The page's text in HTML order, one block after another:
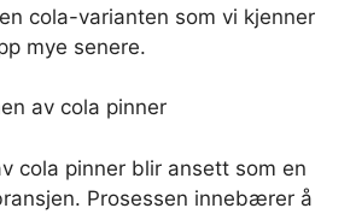
cola-varianten som vi kjenner
mye senere.
av cola pinner
cola pinner blir ansett som en
Prosessen innebærer å